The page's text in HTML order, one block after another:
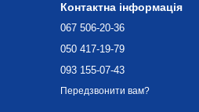
Контактна інформація
067 506-20-36
050 417-19-79
093 155-07-43
Передзвонити вам?